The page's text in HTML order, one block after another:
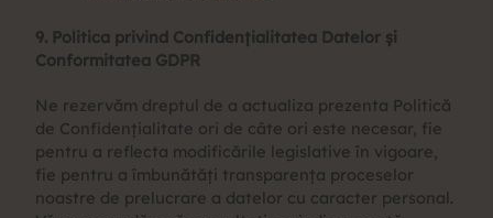
9. Politica privind Confidențialitatea Datelor și
Conformitatea GDPR
Ne rezervăm dreptul de a actualiza prezenta Politică
de Confidențialitate ori de câte ori este necesar, fie
pentru a reflecta modificările legislative în vigoare,
fie pentru a îmbunătăți transparența proceselor
noastre de prelucrare a datelor cu caracter personal.